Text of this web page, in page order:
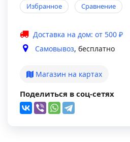
Избранное Сравнение
Доставка на дом: от 500 ₽
Самовывоз, бесплатно
Магазин на картах
Поделиться в соц-сетях